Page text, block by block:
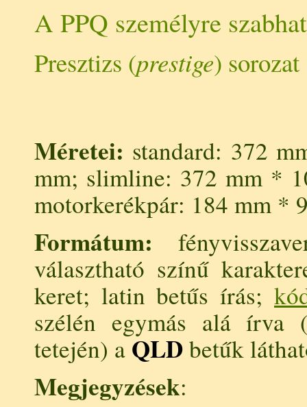
A PPQ személyre
Presztizs (prestige) sorozat
Méretei: standard: 372
mm; slimline: 372 mm *
motorkerékpár: 184 mm *
Formátum:
választható színű
keret; latin betűs írás;
szélén egymás alá írva
tetején) a QLDbetűk
Megjegyzések: